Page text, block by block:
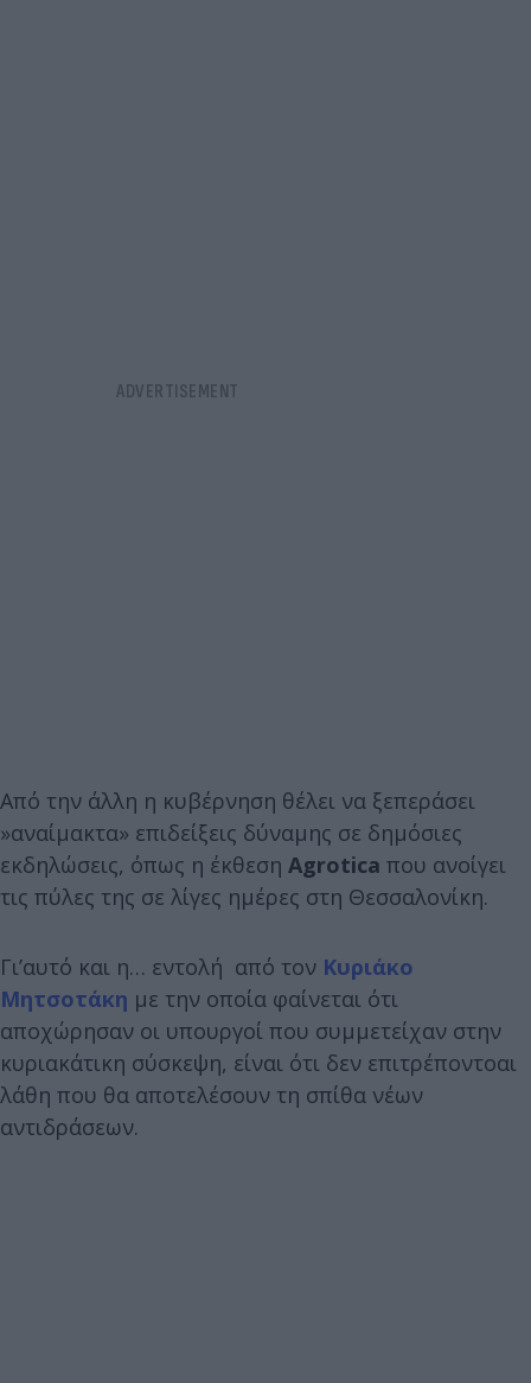
Από την άλλη η κυβέρνηση θέλει να ξεπεράσει
»αναίμακτα» επιδείξεις δύναμης σε δημόσιες
εκδηλώσεις, όπως η έκθεση Agrotica που ανοίγει
τις πύλες της σε λίγες ημέρες στη Θεσσαλονίκη.
Γι’αυτό και η… εντολή από τον Κυριάκο
Μητσοτάκη με την οποία φαίνεται ότι
αποχώρησαν οι υπουργοί που συμμετείχαν στην
κυριακάτικη σύσκεψη, είναι ότι δεν επιτρέποντοαι
λάθη που θα αποτελέσουν τη σπίθα νέων
αντιδράσεων.